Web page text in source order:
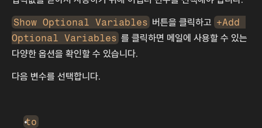
Show Optional Variables 버튼을 클릭하고 +Add
Optional Variables 를 클릭하면 메일에 사용할 수 있는
다양한 옵션을 확인할 수 있습니다.
다음 변수를 선택합니다.
to